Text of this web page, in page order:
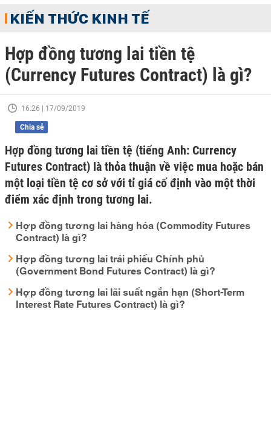
KIẾN THỨC KINH TẾ
Hợp đồng tương lai tiền tệ
(Currency Futures Contract) là gì?
16:26 | 17/09/2019
Chia sẻ
Hợp đồng tương lai tiền tệ (tiếng Anh: Currency
Futures Contract) là thỏa thuận về việc mua hoặc bán
một loại tiền tệ cơ sở với tỉ giá cố định vào một thời
điểm xác định trong tương lai.
Hợp đồng tương lai hàng hóa (Commodity Futures
Contract) là gì?
Hợp đồng tương lai trái phiếu Chính phủ
(Government Bond Futures Contract) là gì?
Hợp đồng tương lai lãi suất ngắn hạn (Short-Term
Interest Rate Futures Contract) là gì?